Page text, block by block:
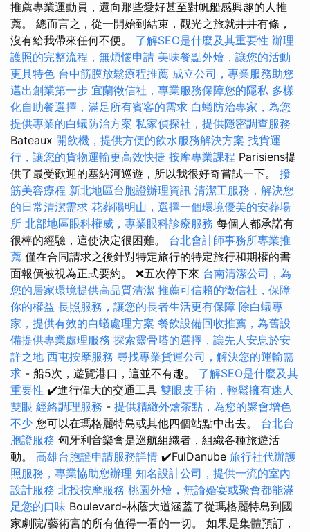
推薦專業運動員，還向那些愛好甚至對帆船感興趣的人推
薦。 總而言之，從一開始到結束，觀光之旅就井井有條，
沒有給我帶來任何不便。 了解SEO是什麼及其重要性 辦理
護照的完整流程，無煩惱申請 美味餐點外燴，讓您的活動
更具特色 台中筋膜放鬆療程推薦 成立公司，專業服務助您
邁出創業第一步 宜蘭徵信社，專業服務保障您的隱私 多樣
化自助餐選擇，滿足所有賓客的需求 白蟻防治專家，為您
提供專業的白蟻防治方案 私家偵探社，提供隱密調查服務
Bateaux 開飲機，提供方便的飲水服務解決方案 找貨運
行，讓您的貨物運輸更高效快捷 按摩專業課程 Parisiens提
供了最受歡迎的塞納河巡遊，所以我很好奇嘗試一下。 撥
筋美容療程 新北地區台胞證辦理資訊 清潔工服務，解決您
的日常清潔需求 花葬陽明山，選擇一個環境優美的安葬場
所 北部地區眼科權威，專業眼科診療服務 每個人都承諾有
很棒的經驗，這使決定很困難。 台北會計師事務所專業推
薦 僅在合同請求之後針對特定旅行的特定旅行和期權的書
面報價被視為正式要約。 ❌五次停下來 台南清潔公司，為
您的居家環境提供高品質清潔 推薦可信賴的徵信社，保障
你的權益 長照服務，讓您的長者生活更有保障 除白蟻專
家，提供有效的白蟻處理方案 餐飲設備回收推薦，為舊設
備提供專業處理服務 探索靈骨塔的選擇，讓先人安息於安
詳之地 西屯按摩服務 尋找專業貨運公司，解決您的運輸需
求 - 船5次，遊覽港口，這並不有趣。 了解SEO是什麼及其
重要性 ✔️進行偉大的交通工具 雙眼皮手術，輕鬆擁有迷人
雙眼 經絡調理服務 - 提供精緻外燴茶點，為您的聚會增色
不少 您可以在瑪格麗特島或其他四個站點中出去。 台北台
胞證服務 匈牙利音樂會是巡航組織者，組織各種旅遊活
動。 高雄台胞證申請服務詳情 ✔️FulDanube 旅行社代辦護
照服務，專業協助您辦理 知名設計公司，提供一流的室內
設計服務 北投按摩服務 桃園外燴，無論婚宴或聚會都能滿
足您的口味 Boulevard-林蔭大道涵蓋了從瑪格麗特島到國
家劇院/藝術宮的所有值得一看的一切。 如果是集體預訂，